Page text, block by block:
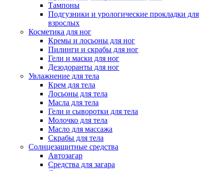
Тампоны
Подгузники и урологические прокладки для
взрослых
Косметика для ног
Кремы и лосьоны для ног
Пилинги и скрабы для ног
Гели и маски для ног
Дезодоранты для ног
Увлажнение для тела
Крем для тела
Лосьоны для тела
Масла для тела
Гели и сыворотки для тела
Молочко для тела
Масло для массажа
Скрабы для тела
Солнцезащитные средства
Автозагар
Средства для загара